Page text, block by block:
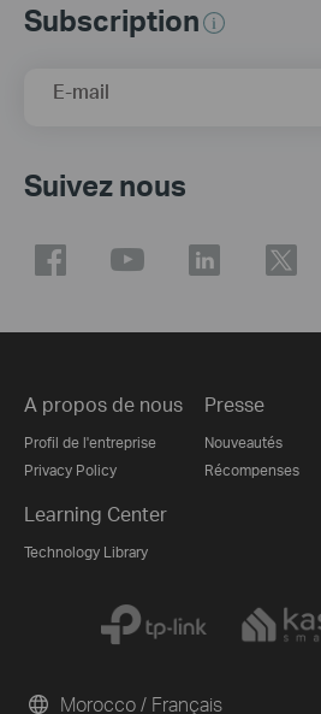
Subscription
E-mail
Suivez nous
A propos de nous
Profil de l'entreprise
Privacy Policy
Presse
Nouveautés
Récompenses
Learning Center
Technology Library
Morocco / Français